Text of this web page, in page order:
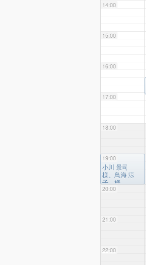
14:00
15:00
16:00
17:00
18:00
19:00
20:00
21:00
22:00
19:00
小川 景司
様、鳥海 涼
子 様